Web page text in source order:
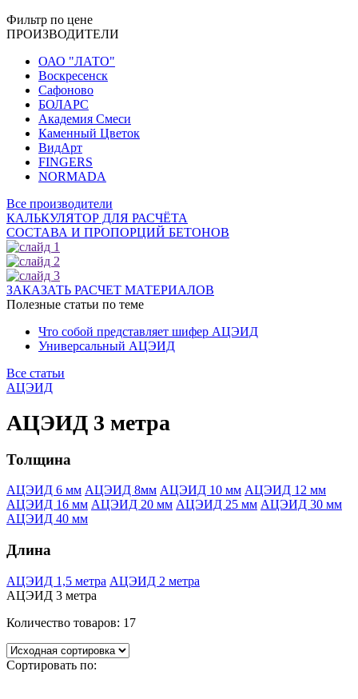
Фильтр по цене
ПРОИЗВОДИТЕЛИ
ОАО "ЛАТО"
Воскресенск
Сафоново
БОЛАРС
Академия Смеси
Каменный Цветок
ВидАрт
FINGERS
NORMADA
Все производители
КАЛЬКУЛЯТОР ДЛЯ РАСЧЁТА
СОСТАВА И ПРОПОРЦИЙ БЕТОНОВ
ЗАКАЗАТЬ РАСЧЕТ МАТЕРИАЛОВ
Полезные статьи по теме
Что собой представляет шифер АЦЭИД
Универсальный АЦЭИД
Все статьи
АЦЭИД
АЦЭИД 3 метра
Толщина
АЦЭИД 6 мм АЦЭИД 8мм АЦЭИД 10 мм АЦЭИД 12 мм
АЦЭИД 16 мм АЦЭИД 20 мм АЦЭИД 25 мм АЦЭИД 30 мм
АЦЭИД 40 мм
Длина
АЦЭИД 1,5 метра АЦЭИД 2 метра
АЦЭИД 3 метра
Количество товаров: 17
Сортировать по: